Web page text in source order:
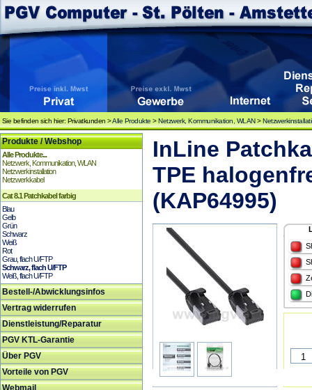
Sie befinden sich hier: Privatkunden >Alle Produkte >Netzwerk, Kommunikation, WLAN>
Produkte / Webshop
Alle Produkte...
Netzwerk, Kommunikation, WLAN
Netzwerkinstallation
Netzwerkkabel
Cat 8.1 Patchkabel farbig
Blau
Gelb
Grün
Schwarz
Weiß
Rot
Grau, flach U/FTP
Schwarz, flach U/FTP
Weiß, flach U/FTP
Bestell-/Abwicklungsinfos
Vertrag widerrufen
Dienstleistung/Reparatur
PGV KTL-Garantie
Über PGV
Vorteile von PGV
Webmail
InLine
TPE
(KAP64995)